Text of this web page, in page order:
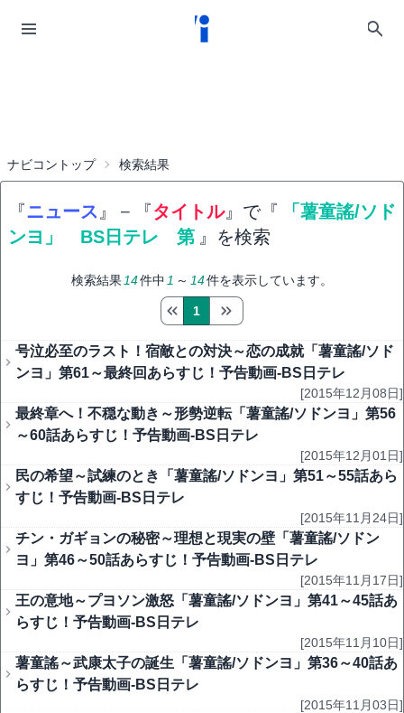
ナビコントップ 検索結果
『ニュース 』 − 『タイトル』で『
「薯童謠/ソド
ンヨ」 BS日テレ 第 』を検索
検索結果 14件中 1 ～ 14件を表示しています。
1
号泣必至のラスト！宿敵との対決～恋の成就「薯童謠/ソド
ンヨ」第61～最終回あらすじ！予告動画-BS日テレ
[2015年12月08日]
最終章へ！不穏な動き～形勢逆転「薯童謠/ソドンヨ」第56
～60話あらすじ！予告動画-BS日テレ
[2015年12月01日]
民の希望～試練のとき「薯童謠/ソドンヨ」第51～55話あら
すじ！予告動画-BS日テレ
[2015年11月24日]
チン・ガギョンの秘密～理想と現実の壁「薯童謠/ソドン
ヨ」第46～50話あらすじ！予告動画-BS日テレ
[2015年11月17日]
王の意地～プヨソン激怒「薯童謠/ソドンヨ」第41～45話あ
らすじ！予告動画-BS日テレ
[2015年11月10日]
薯童謠～武康太子の誕生「薯童謠/ソドンヨ」第36～40話あ
らすじ！予告動画-BS日テレ
[2015年11月03日]